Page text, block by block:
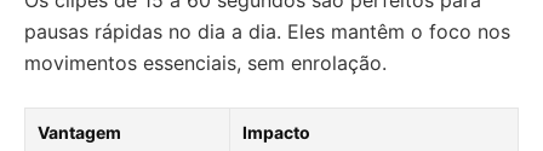
pausas rápidas no dia a dia. Eles mantêm o foco nos
movimentos essenciais, sem enrolação.
Vantagem Impacto